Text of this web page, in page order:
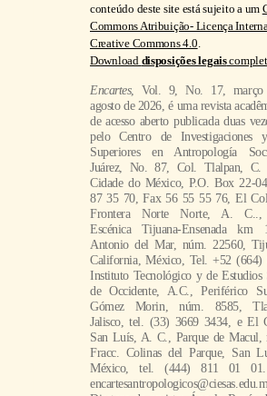
conteúdo deste site está sujeito a um
Commons Atribuição- Licença
Creative Commons 4.0.
Download disposições legais
Encartes, Vol. 9, No. 17, março
agosto de 2026, é uma revista
de acesso aberto publicada duas
pelo Centro de Investigaciones
Superiores en Antropología
Juárez, No. 87, Col. Tlalpan, C.
Cidade do México, P.O. Box 22-
87 35 70, Fax 56 55 55 76, El
Frontera Norte Norte, A. C..,
Escénica Tijuana-Ensenada km
Antonio del Mar, núm. 22560,
California, México, Tel. +52 (664)
Instituto Tecnológico y de Estudios
de Occidente, A.C., Periférico
Gómez Morin, núm. 8585,
Jalisco, tel. (33) 3669 3434, e El
San Luís, A. C., Parque de Macul,
Fracc. Colinas del Parque, San
México, tel. (444) 811 01 01.